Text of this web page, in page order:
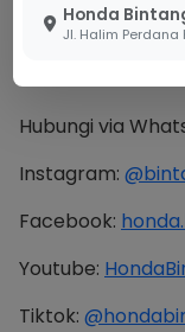
Honda
Apa itu reset
Hubungi via
Instagram:
Facebook:
Youtube:
Tiktok: